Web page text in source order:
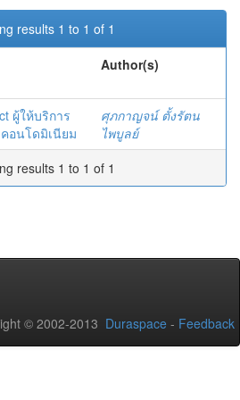
results 1 to 1 of 1
Author(s)
ผู้ให้บริการ
อนโดมิเนียม
ศุภกาญจน์ ตั้งรัตน
ไพบูลย์
results 1 to 1 of 1
© 2002-2013 Duraspace - Feedback